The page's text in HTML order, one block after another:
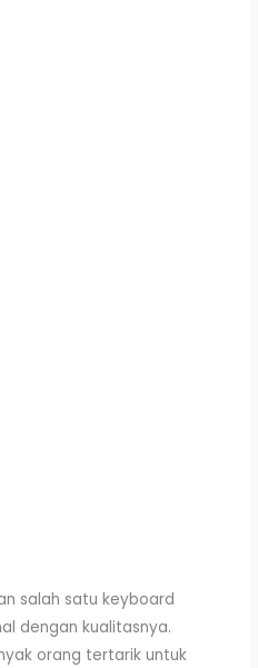
salah satu keyboard
dengan kualitasnya.
orang tertarik untuk